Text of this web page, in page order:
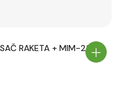
RAKETA + MIM-23